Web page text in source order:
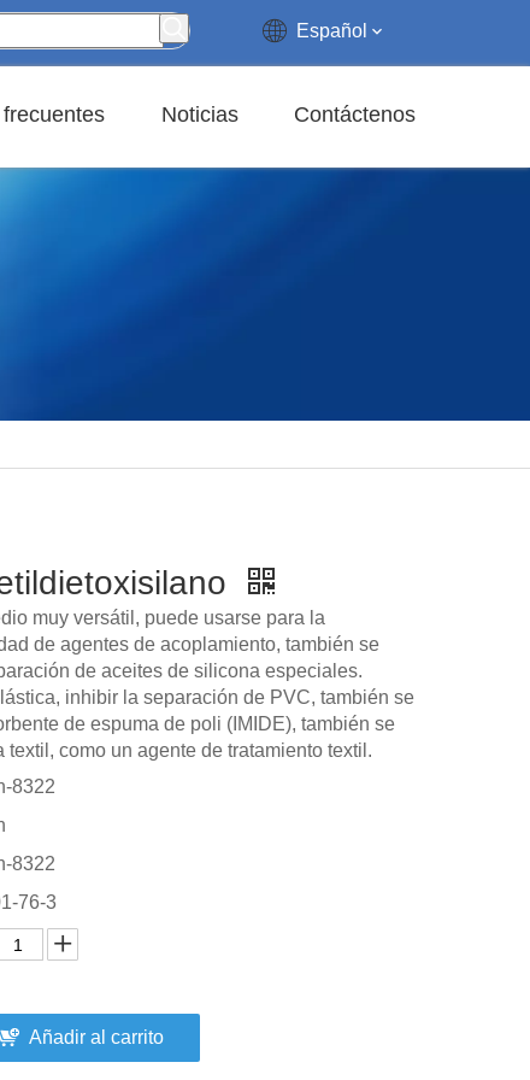
Español
Noticias Contáctenos
muy versátil, puede usarse para la
de agentes de acoplamiento, también se
de aceites de silicona especiales.
inhibir la separación de PVC, también se
de espuma de poli (IMIDE), también se
como un agente de tratamiento textil.
8322
8322
76-3
Añadir al carrito